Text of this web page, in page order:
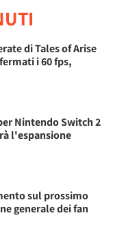
di Tales of Arise
i 60 fps,
Nintendo Switch 2
l'espansione
sul prossimo
generale dei fan